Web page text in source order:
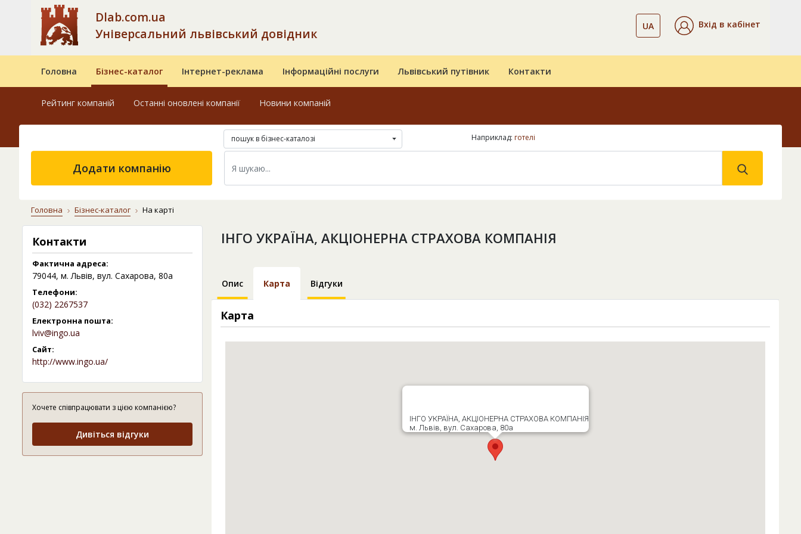
Dlab.com.ua
Універсальний львівський довідник
UA Вхід в кабінет
Головна Бізнес-каталог Інтернет-реклама Інформаційні послуги Львівський путівник Контакти
Рейтинг компаній Останні оновлені компанії Новини компаній
пошук в бізнес-каталозі Наприклад: готелі
Додати компанію
Головна Бізнес-каталог На карті
Контакти
Фактична адреса:
79044, м. Львів, вул. Сахарова, 80а
Телефони:
(032) 2267537
Електронна пошта:
lviv@ingo.ua
Сайт:
http://www.ingo.ua/
Хочете співпрацювати з цією компанією?
Дивіться відгуки
ІНГО УКРАЇНА, АКЦІОНЕРНА СТРАХОВА КОМПАНІЯ
Опис Карта Відгуки
Карта
ІНГО УКРАЇНА, АКЦІОНЕРНА СТРАХОВА КОМПАНІЯ
м. Львів, вул. Сахарова, 80а